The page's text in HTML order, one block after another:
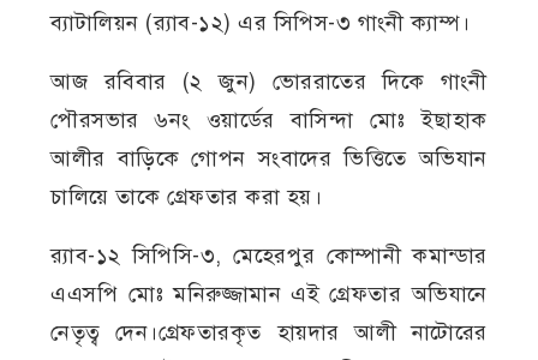
ব্যাটালিয়ন (র‌্যাব-১২) এর সিপিস-৩ গাংনী ক্যাম্প।
আজ রবিবার (২ জুন) ভোররাতের দিকে গাংনী
পৌরসভার ৬নং ওয়ার্ডের বাসিন্দা মোঃ ইছাহাক
আলীর বাড়িকে গোপন সংবাদের ভিত্তিতে অভিযান
চালিয়ে তাকে গ্রেফতার করা হয়।
র‌্যাব-১২ সিপিসি-৩, মেহেরপুর কোম্পানী কমান্ডার
এএসপি মোঃ মনিরুজ্জামান এই গ্রেফতার অভিযানে
নেতৃত্ব দেন।গ্রেফতারকৃত হায়দার আলী নাটোরের